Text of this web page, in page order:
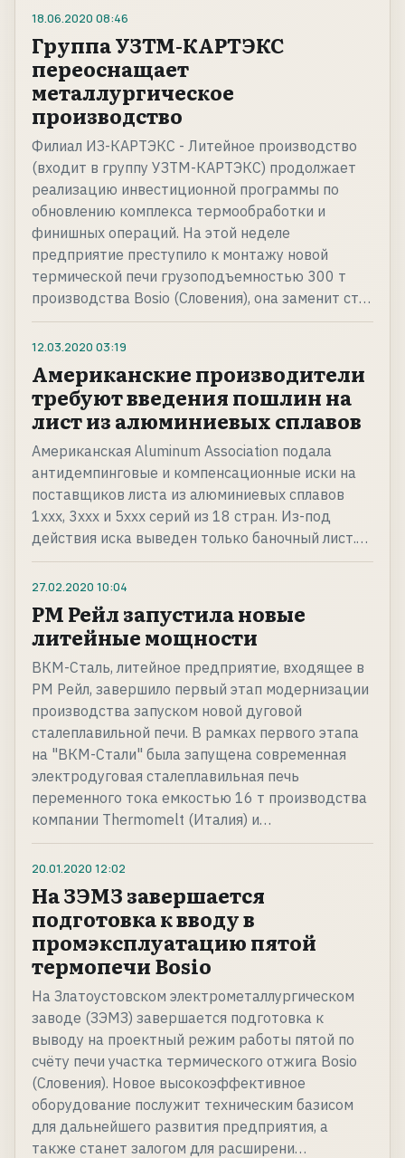
18.06.2020 08:46
Группа УЗТМ-КАРТЭКС
переоснащает
металлургическое
производство
Филиал ИЗ-КАРТЭКС - Литейное производство
(входит в группу УЗТМ-КАРТЭКС) продолжает
реализацию инвестиционной программы по
обновлению комплекса термообработки и
финишных операций. На этой неделе
предприятие преступило к монтажу новой
термической печи грузоподъемностью 300 т
производства Bosio (Словения), она заменит ст…
12.03.2020 03:19
Американские производители
требуют введения пошлин на
лист из алюминиевых сплавов
Американская Aluminum Association подала
антидемпинговые и компенсационные иски на
поставщиков листа из алюминиевых сплавов
1ххх, 3ххх и 5ххх серий из 18 стран. Из-под
действия иска выведен только баночный лист.…
27.02.2020 10:04
РМ Рейл запустила новые
литейные мощности
ВКМ-Сталь, литейное предприятие, входящее в
РМ Рейл, завершило первый этап модернизации
производства запуском новой дуговой
сталеплавильной печи. В рамках первого этапа
на "ВКМ-Стали" была запущена современная
электродуговая сталеплавильная печь
переменного тока емкостью 16 т производства
компании Thermomelt (Италия) и…
20.01.2020 12:02
На ЗЭМЗ завершается
подготовка к вводу в
промэксплуатацию пятой
термопечи Bosio
На Златоустовском электрометаллургическом
заводе (ЗЭМЗ) завершается подготовка к
выводу на проектный режим работы пятой по
счёту печи участка термического отжига Bosio
(Словения). Новое высокоэффективное
оборудование послужит техническим базисом
для дальнейшего развития предприятия, а
также станет залогом для расширени…